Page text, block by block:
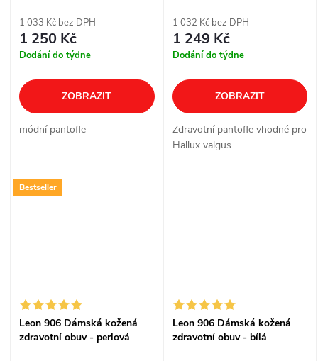
1 033 Kč bez DPH
1 250 Kč
Dodání do týdne
ZOBRAZIT
módní pantofle
1 032 Kč bez DPH
1 249 Kč
Dodání do týdne
ZOBRAZIT
Zdravotní pantofle vhodné pro
Hallux valgus
Bestseller
Leon 906 Dámská kožená
zdravotní obuv - perlová
Leon 906 Dámská kožená
zdravotní obuv - bílá